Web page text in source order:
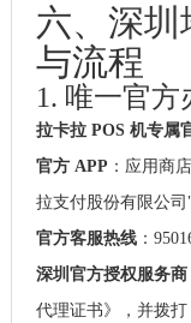
六、深圳
与流程
1. 唯一官方
拉卡拉 POS 机专属
官方 APP ：应用商
拉支付股份有限公司"
官方客服热线：
深圳官方授权服务商
代理证书》，并拨打